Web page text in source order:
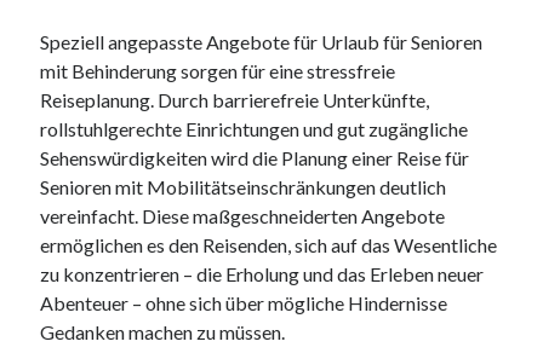
Speziell angepasste Angebote für Urlaub für Senioren
mit Behinderung sorgen für eine stressfreie
Reiseplanung. Durch barrierefreie Unterkünfte,
rollstuhlgerechte Einrichtungen und gut zugängliche
Sehenswürdigkeiten wird die Planung einer Reise für
Senioren mit Mobilitätseinschränkungen deutlich
vereinfacht. Diese maßgeschneiderten Angebote
ermöglichen es den Reisenden, sich auf das Wesentliche
zu konzentrieren – die Erholung und das Erleben neuer
Abenteuer – ohne sich über mögliche Hindernisse
Gedanken machen zu müssen.